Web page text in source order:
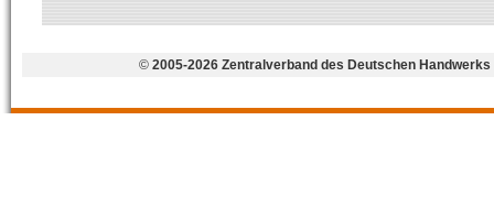
© 2005-2026 Zentralverband des Deutschen Handwerks